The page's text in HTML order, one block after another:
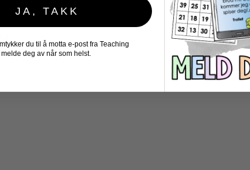
JA, TAKK
du til å motta e-post fra Teaching
deg av når som helst.